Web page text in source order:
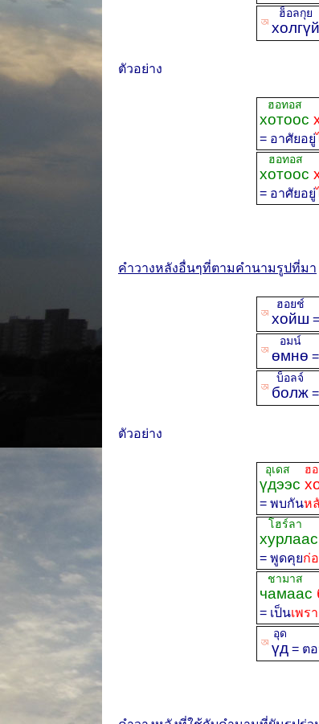
ꡐ холгүй
ฮ็อลกุย
ตัวอย่าง
хотоос
ฮอทอส
= อาศัยอยู่
хотоос
ฮอทอส
= อาศัยอยู่
คำวางหลังอื่นๆที่ตามคำนามรูปที่มา
ꡐ хойш
ฮอยช์
ꡐ өмнө
อมน์
ꡐ болж
บ็อลจ์
ตัวอย่าง
үдээс
อุเดส ฮ
= พบกันห
хурлаас
โฮร์ลา
= พูดคุยก่
чамаас
ชามาส
= เป็นเพร
ꡐ үд
อุด
= ต